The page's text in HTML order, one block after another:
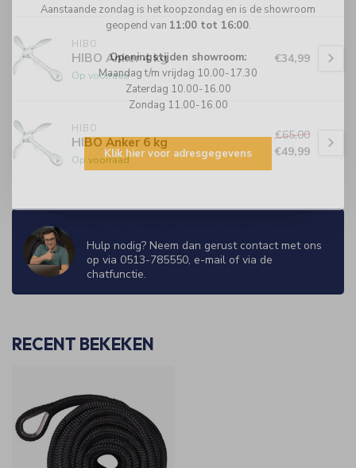
HIBO
HIBO Anker 4 kg
Op voorraad
€34,99
HIBO
HIBO Anker 6 kg
Op voorraad
€65,00
€49,99
Hulp nodig? Neem dan gerust contact met ons
op via 0513-785550, e-mail of via de
chatfunctie.
RECENT BEKEKEN
Aanstaande zondag is het koopzondag en is de showroom
geopend van 11:00 tot 16:00.
Openingstijden showroom:
Maandag t/m vrijdag 10.00-17.30
Zaterdag 10.00-16.00
Zondag 11.00-16.00
Klik hier voor adresgegevens